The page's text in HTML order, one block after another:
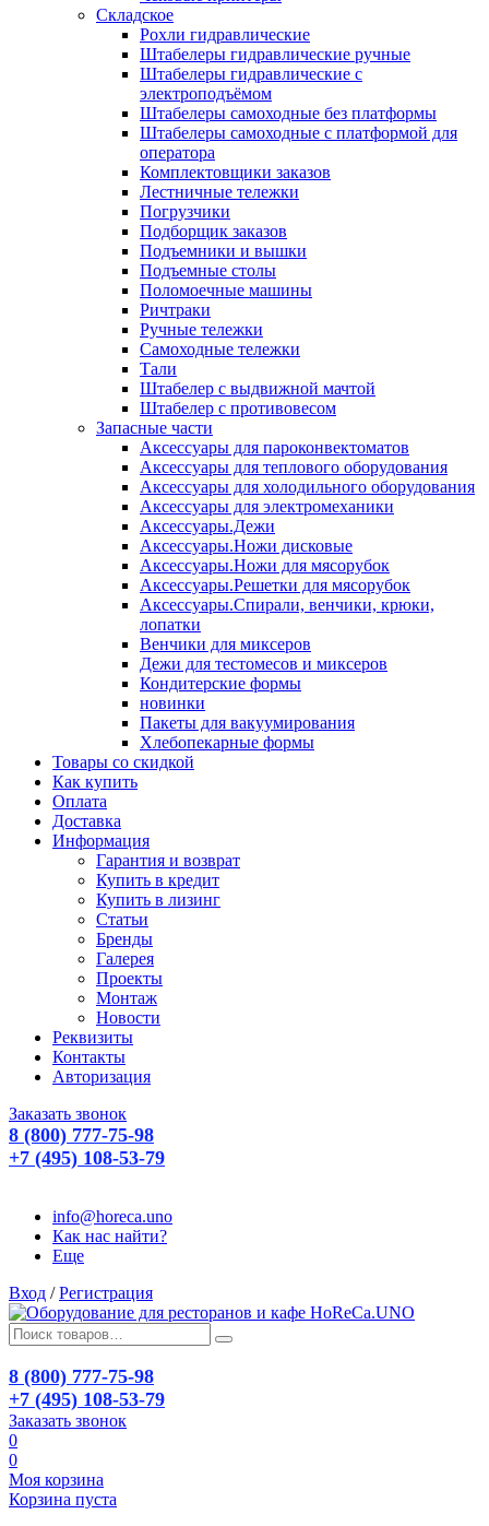
Складское
Рохли гидравлические
Штабелеры гидравлические ручные
Штабелеры гидравлические с
электроподъёмом
Штабелеры самоходные без платформы
Штабелеры самоходные с платформой для
оператора
Комплектовщики заказов
Лестничные тележки
Погрузчики
Подборщик заказов
Подъемники и вышки
Подъемные столы
Поломоечные машины
Ричтраки
Ручные тележки
Самоходные тележки
Тали
Штабелер с выдвижной мачтой
Штабелер с противовесом
Запасные части
Аксессуары для пароконвектоматов
Аксессуары для теплового оборудования
Аксессуары для холодильного оборудования
Аксессуары для электромеханики
Аксессуары.Дежи
Аксессуары.Ножи дисковые
Аксессуары.Ножи для мясорубок
Аксессуары.Решетки для мясорубок
Аксессуары.Спирали, венчики, крюки,
лопатки
Венчики для миксеров
Дежи для тестомесов и миксеров
Кондитерские формы
новинки
Пакеты для вакуумирования
Хлебопекарные формы
Товары со скидкой
Как купить
Оплата
Доставка
Информация
Гарантия и возврат
Купить в кредит
Купить в лизинг
Статьи
Бренды
Галерея
Проекты
Монтаж
Новости
Реквизиты
Контакты
Авторизация
Заказать звонок
8 (800) 777-75-98
+7 (495) 108-53-79
info@horeca.uno
Как нас найти?
Еще
Вход / Регистрация
8 (800) 777-75-98
+7 (495) 108-53-79
Заказать звонок
0
0
Моя корзина
Корзина пуста